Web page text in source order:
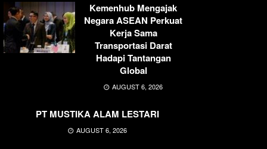
Kemenhub Mengajak
Negara ASEAN Perkuat
Kerja Sama
Transportasi Darat
Hadapi Tantangan
Global
AUGUST 6, 2026
PT MUSTIKA ALAM LESTARI
AUGUST 6, 2026